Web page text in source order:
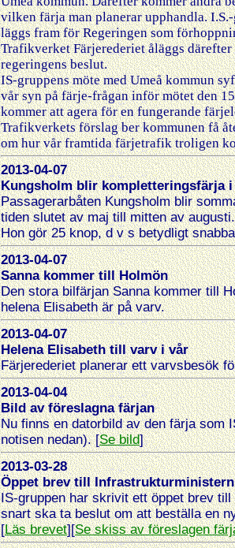
vilken färja man planerar upphandla.
läggs fram för Regeringen som
Trafikverket Färjerederiet åläggs
regeringens beslut.
IS-gruppens möte med Umeå kommun
vår syn på färje-frågan inför mötet den
kommer att agera för en fungerande
Trafikverkets förslag ber kommunen få
om hur vår framtida färjetrafik troligen
2013-04-07
Kungsholm blir kompletteringsfärja i
Passagerarbåten Kungsholm blir
tiden slutet av maj till mitten av
Hon gör 25 knop, d v s betydligt
2013-04-07
Sanna kommer till Holmön
Den stora bilfärjan Sanna kommer till
helena Elisabeth är på varv.
2013-04-07
Helena Elisabeth till varv i vår
Färjerederiet planerar ett varvsbesök
2013-04-04
Bild av föreslagna färjan
Nu finns en datorbild av den färja
notisen nedan). [Se bild]
2013-03-28
Öppet brev till Infrastrukturministern
IS-gruppen har skrivit ett öppet brev
snart ska ta beslut om att beställa en
[Läs brevet][Se skiss av föreslagen